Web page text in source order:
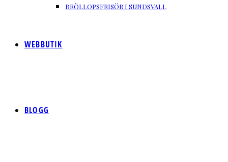
BRÖLLOPSFRISÖR I SUNDSVALL
WEBBUTIK
BLOGG